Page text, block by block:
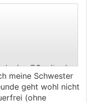
eine EG mit mir
meine Schwester
geht wohl nicht
(ohne